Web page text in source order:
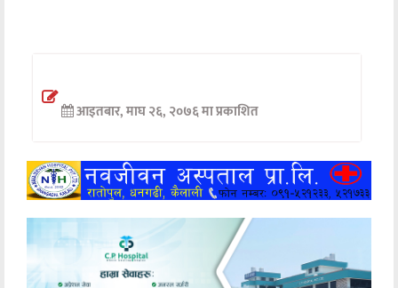
अन्तर्वार्ता
खेलकुद
मनोरञ्जन
अन्य
आइतबार, माघ २६, २०७६ मा प्रकाशित